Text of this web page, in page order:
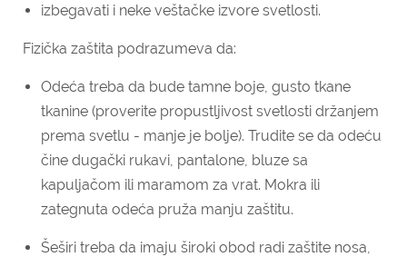
izbegavati i neke veštačke izvore svetlosti.
Fizička zaštita podrazumeva da:
Odeća treba da bude tamne boje, gusto tkane
tkanine (proverite propustljivost svetlosti držanjem
prema svetlu - manje je bolje). Trudite se da odeću
čine dugački rukavi, pantalone, bluze sa
kapuljačom ili maramom za vrat. Mokra ili
zategnuta odeća pruža manju zaštitu.
Šeširi treba da imaju široki obod radi zaštite nosa,